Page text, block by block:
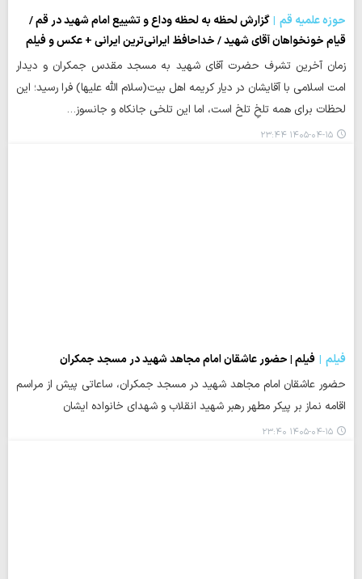
حوزه علمیه قم
گزارش لحظه به لحظه وداع و تشییع امام شهید در قم /
قیام خونخواهان آقای شهید / خداحافظ ایرانی‌ترین ایرانی + عکس و فیلم
زمان آخرین تشرف حضرت آقای شهید به مسجد مقدس جمکران و دیدار
امت اسلامی با آقایشان در دیار کریمه اهل بیت(سلام الله علیها) فرا رسید؛ این
لحظات برای همه تلخِ تلخ است، اما این تلخی جانکاه و جانسوز…
۱۴۰۵-۰۴-۱۵ ۲۳:۴۴
فیلم
فیلم | حضور عاشقان امام مجاهد شهید در مسجد جمکران
حضور عاشقان امام مجاهد شهید در مسجد جمکران، ساعاتی پیش از مراسم
اقامه نماز بر پیکر مطهر رهبر شهید انقلاب و شهدای خانواده ایشان
۱۴۰۵-۰۴-۱۵ ۲۳:۴۰